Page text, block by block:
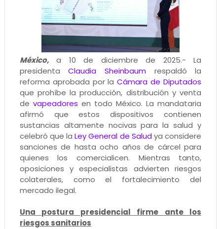
México,a 10 de diciembre de 2025.- La
presidentaClaudia Sheinbaum respaldó la
reforma aprobada por laCámara de Diputados
que prohíbe la producción, distribución y venta
de vapeadores en todo México. La mandataria
afirmó que estos dispositivos contienen
sustancias altamente nocivas para la salud y
celebró que laLey General de Saludya considere
sanciones de hasta ocho años de cárcel para
quienes los comercialicen. Mientras tanto,
oposiciones y especialistas advierten riesgos
colaterales, como el fortalecimiento del
mercado ilegal.
Una postura presidencial firme ante los
riesgos sanitarios